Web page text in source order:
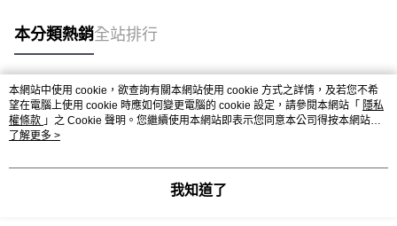
https://aftee.tw/terms/#terms3
３．未成年的使用者請事先徵得法定代理人或監護人之同意方可使用
「AFTEE先享後付」，若未經同意申辦者引起之損失，本公司不負相關責
任。
４．使用「AFTEE先享後付」時，將依據個別帳號之用戶狀況，依本公司即
時審查核予不同之上限額度；若仍有額度不足之情形，本公司將視審查結果
請求用戶進行身份認證。
５．嚴禁一人註冊多個帳號或使用他人資訊註冊。若發現惡意使用之情形，
宅配-新竹物流
離島客戶-中華郵政
每筆NT$120，滿NT$2,000(含以上)免運費
本分類熱銷全站排行
熱門標籤
本網站中使用 cookie，欲查詢有關本網站使用 cookie 方式之詳情，及若您不希
望在電腦上使用 cookie 時應如何變更電腦的 cookie 設定，請參閱本網站「 隱私
權條款 」之 Cookie 聲明。您繼續使用本網站即表示您同意本公司得按本網站使
用條款之 Cookie 聲明使用 cookie。
了解更多 >
我知道了